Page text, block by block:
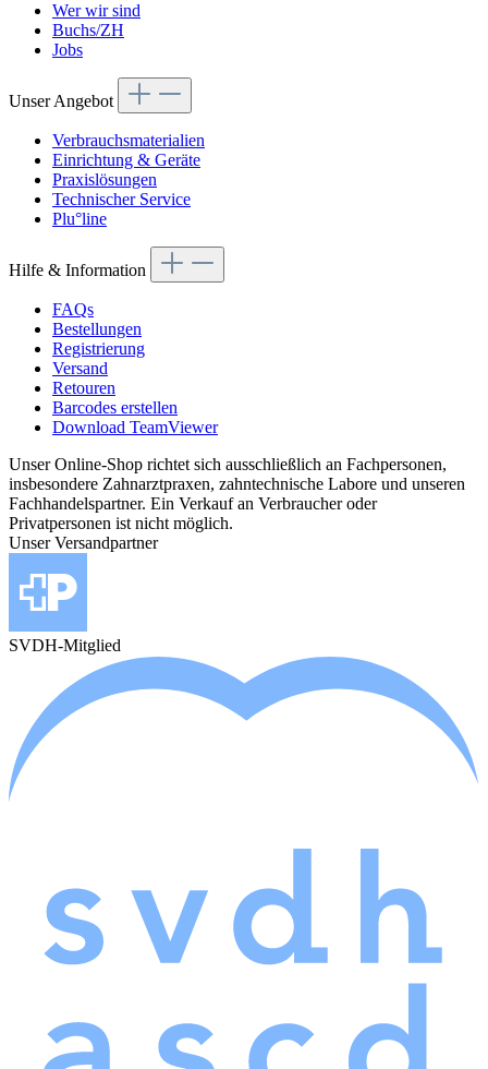
Wer wir sind
Buchs/ZH
Jobs
Unser Angebot
Verbrauchsmaterialien
Einrichtung & Geräte
Praxislösungen
Technischer Service
Plu°line
Hilfe & Information
FAQs
Bestellungen
Registrierung
Versand
Retouren
Barcodes erstellen
Download TeamViewer
Unser Online-Shop richtet sich ausschließlich an Fachpersonen,
insbesondere Zahnarztpraxen, zahntechnische Labore und unseren
Fachhandelspartner. Ein Verkauf an Verbraucher oder
Privatpersonen ist nicht möglich.
Unser Versandpartner
SVDH-Mitglied